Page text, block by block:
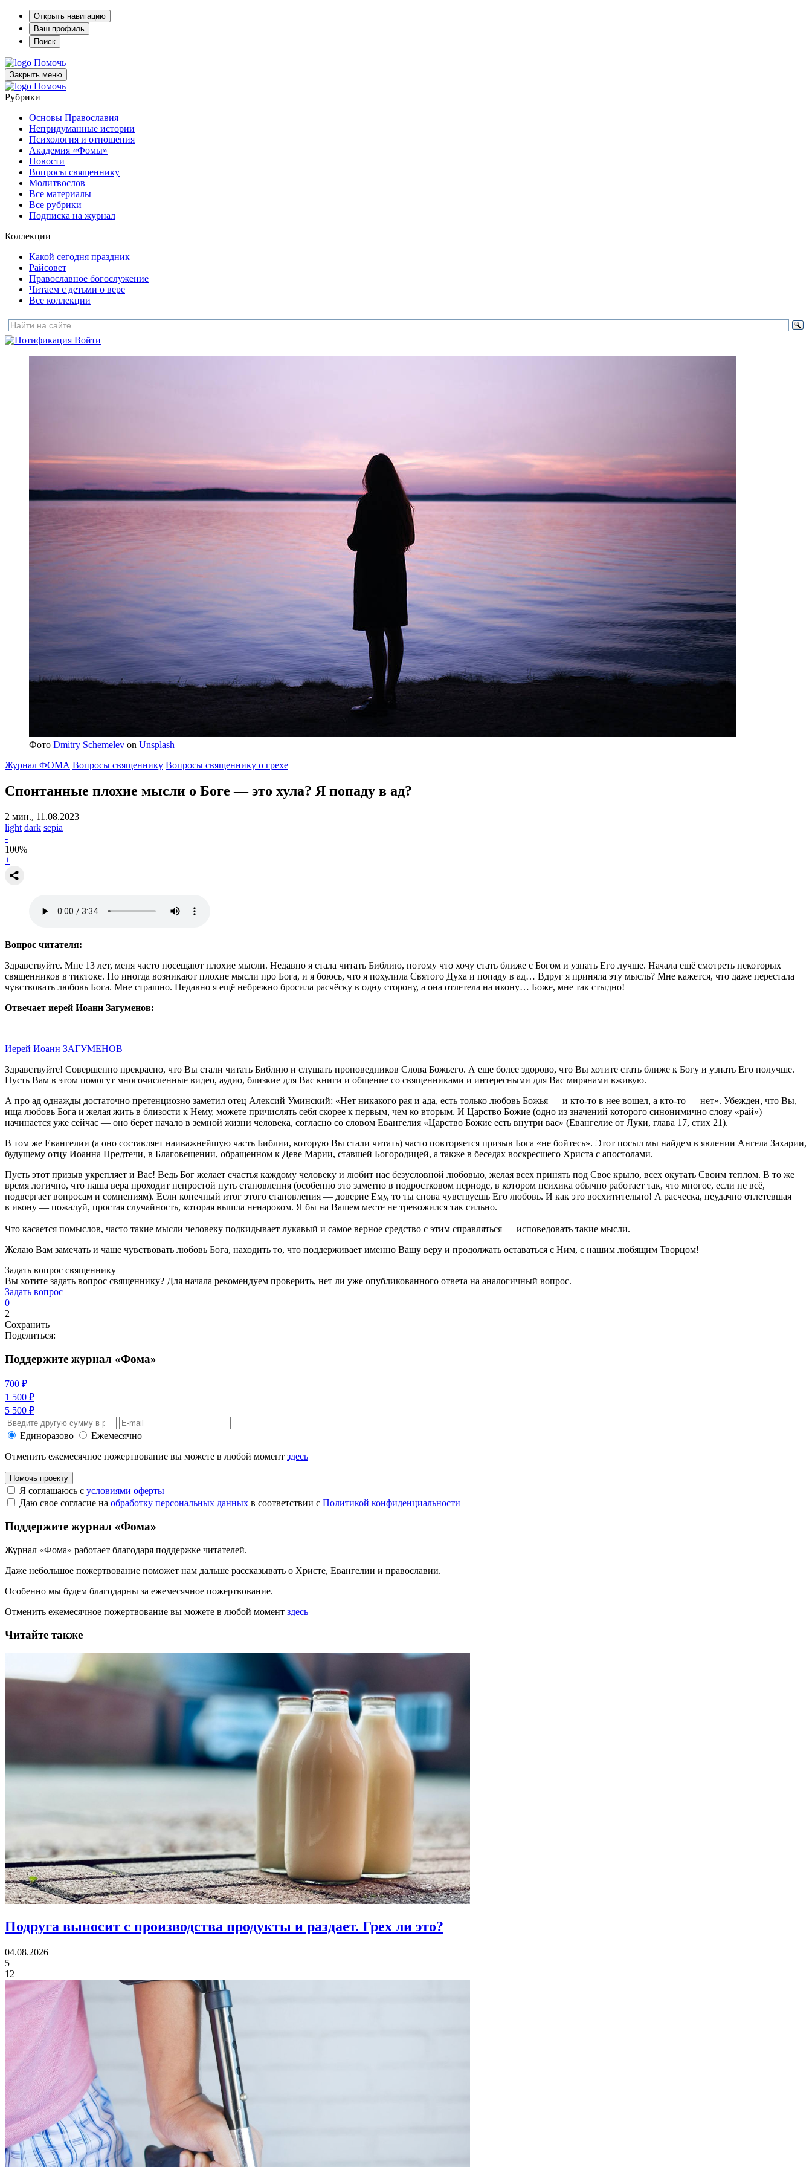
Открыть навигацию
Ваш профиль
Поиск
Помочь
Закрыть меню
Помочь
Рубрики
Основы Православия
Непридуманные истории
Психология и отношения
Академия «Фомы»
Новости
Вопросы священнику
Молитвослов
Все материалы
Все рубрики
Подписка на журнал
Коллекции
Какой сегодня праздник
Райсовет
Православное богослужение
Читаем с детьми о вере
Все коллекции
Войти
Фото Dmitry Schemelev on Unsplash
Журнал ФОМА Вопросы священнику Вопросы священнику о грехе
Спонтанные плохие мысли о Боге — это хула? Я попаду в ад?
2 мин., 11.08.2023
light dark sepia
-
100%
+
Вопрос читателя:
Здравствуйте. Мне 13 лет, меня часто посещают плохие мысли. Недавно я стала читать Библию, потому что хочу стать ближе с Богом и узнать Его лучше. Начала ещё смотреть некоторых
священников в тиктоке. Но иногда возникают плохие мысли про Бога, и я боюсь, что я похулила Святого Духа и попаду в ад… Вдруг я приняла эту мысль? Мне кажется, что даже перестала
чувствовать любовь Бога. Мне страшно. Недавно я ещё небрежно бросила расчёску в одну сторону, а она отлетела на икону… Боже, мне так стыдно!
Отвечает иерей Иоанн Загуменов:
Иерей Иоанн ЗАГУМЕНОВ
Здравствуйте! Совершенно прекрасно, что Вы стали читать Библию и слушать проповедников Слова Божьего. А еще более здорово, что Вы хотите стать ближе к Богу и узнать Его получше.
Пусть Вам в этом помогут многочисленные видео, аудио, близкие для Вас книги и общение со священниками и интересными для Вас мирянами вживую.
А про ад однажды достаточно претенциозно заметил отец Алексий Уминский: «Нет никакого рая и ада, есть только любовь Божья — и кто-то в нее вошел, а кто-то — нет». Убежден, что Вы,
ища любовь Бога и желая жить в близости к Нему, можете причислять себя скорее к первым, чем ко вторым. И Царство Божие (одно из значений которого синонимично слову «рай»)
начинается уже сейчас — оно берет начало в земной жизни человека, согласно со словом Евангелия «Царство Божие есть внутри вас» (Евангелие от Луки, глава 17, стих 21).
В том же Евангелии (а оно составляет наиважнейшую часть Библии, которую Вы стали читать) часто повторяется призыв Бога «не бойтесь». Этот посыл мы найдем в явлении Ангела Захарии,
будущему отцу Иоанна Предтечи, в Благовещении, обращенном к Деве Марии, ставшей Богородицей, а также в беседах воскресшего Христа с апостолами.
Пусть этот призыв укрепляет и Вас! Ведь Бог желает счастья каждому человеку и любит нас безусловной любовью, желая всех принять под Свое крыло, всех окутать Своим теплом. В то же
время логично, что наша вера проходит непростой путь становления (особенно это заметно в подростковом периоде, в котором психика обычно работает так, что многое, если не всё,
подвергает вопросам и сомнениям). Если конечный итог этого становления — доверие Ему, то ты снова чувствуешь Его любовь. И как это восхитительно! А расческа, неудачно отлетевшая
в икону — пожалуй, простая случайность, которая вышла ненароком. Я бы на Вашем месте не тревожился так сильно.
Что касается помыслов, часто такие мысли человеку подкидывает лукавый и самое верное средство с этим справляться — исповедовать такие мысли.
Желаю Вам замечать и чаще чувствовать любовь Бога, находить то, что поддерживает именно Вашу веру и продолжать оставаться с Ним, с нашим любящим Творцом!
Задать вопрос священнику
Вы хотите задать вопрос священнику? Для начала рекомендуем проверить, нет ли уже опубликованного ответа на аналогичный вопрос.
Задать вопрос
0
2
Сохранить
Поделиться:
Поддержите журнал «Фома»
700 ₽
1 500 ₽
5 500 ₽
Единоразово
Ежемесячно
Отменить ежемесячное пожертвование вы можете в любой момент здесь
Помочь проекту
Я соглашаюсь с условиями оферты
Даю свое согласие на обработку персональных данных в соответствии с Политикой конфиденциальности
Поддержите журнал «Фома»
Журнал «Фома» работает благодаря поддержке читателей.
Даже небольшое пожертвование поможет нам дальше рассказывать о Христе, Евангелии и православии.
Особенно мы будем благодарны за ежемесячное пожертвование.
Отменить ежемесячное пожертвование вы можете в любой момент здесь
Читайте также
Подруга выносит с производства продукты и раздает. Грех ли это?
04.08.2026
5
12